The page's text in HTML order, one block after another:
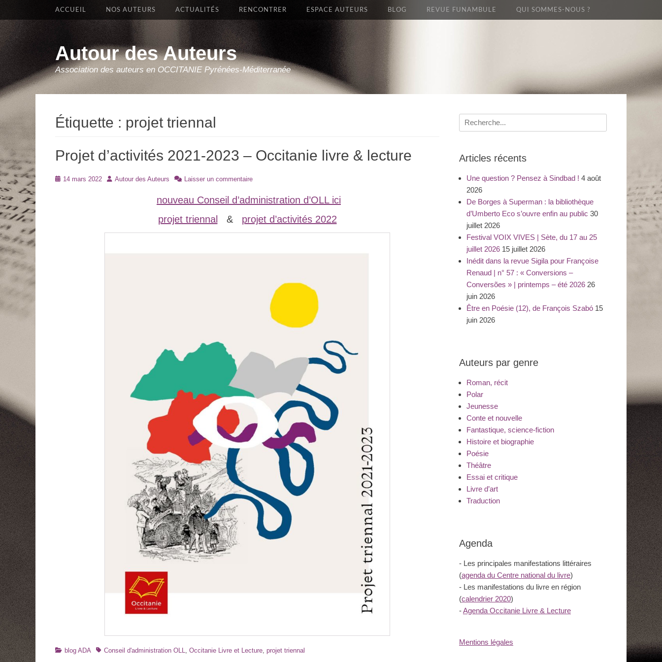
Autour des Auteurs
Association des auteurs en OCCITANIE Pyrénées-Méditerranée
Premier Menu
Aller
ACCUEIL NOS AUTEURS ACTUALITÉS RENCONTRER ESPACE AUTEURS BLOG REVUE FUNAMBULE QUI SOMMES-NOUS ?
Étiquette : projet triennal
Projet d’activités 2021-2023 – Occitanie livre & lecture
Posté14 mars 2022 Auteur
Autour des Auteurs Laisser un commentaire
nouveau Conseil d’administration d’OLL ici
projet triennal
& projet d’activités 2022
Catégories
blog ADA TagsConseil d'administration OLL, Occitanie Livre et Lecture, projet triennal
Recherche
pour
Articles récents
Une question ? Pensez à Sindbad ! 4 août
2026
De Borges à Superman : la bibliothèque
d’Umberto Eco s’ouvre enfin au public 30
juillet 2026
Festival VOIX VIVES | Sète, du 17 au 25
juillet 2026 15 juillet 2026
Inédit dans la revue Sigila pour Françoise
Renaud | n° 57 : « Conversions –
Conversões » | printemps – été 2026 26
juin 2026
Être en Poésie (12), de François Szabó 15
juin 2026
Auteurs par genre
Roman, récit
Polar
Jeunesse
Conte et nouvelle
Fantastique, science-fiction
Histoire et biographie
Poésie
Théâtre
Essai et critique
Livre d’art
Traduction
Agenda
- Les principales manifestations littéraires
(agenda du Centre national du livre)
- Les manifestations du livre en région
(calendrier 2020)
-Agenda Occitanie Livre & Lecture
Mentions légales